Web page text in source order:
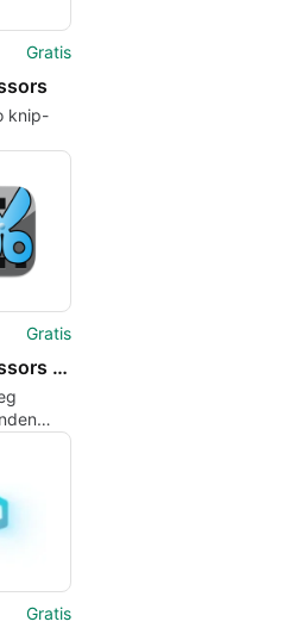
Gratis
knip-
Gratis
Video Scissors for Mac
en
Gratis